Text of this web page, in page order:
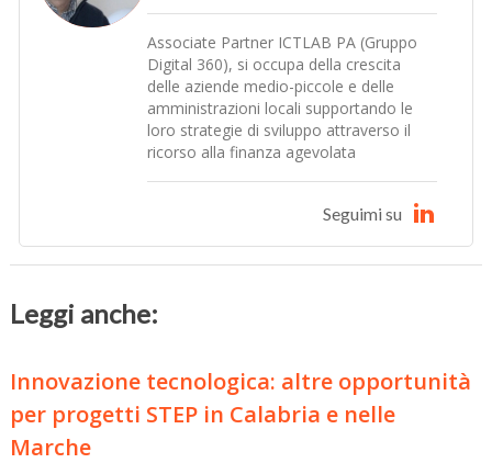
Associate Partner ICTLAB PA (Gruppo
Digital 360), si occupa della crescita
delle aziende medio-piccole e delle
amministrazioni locali supportando le
loro strategie di sviluppo attraverso il
ricorso alla finanza agevolata
Seguimi su
Leggi anche:
Innovazione tecnologica: altre opportunità
per progetti STEP in Calabria e nelle
Marche